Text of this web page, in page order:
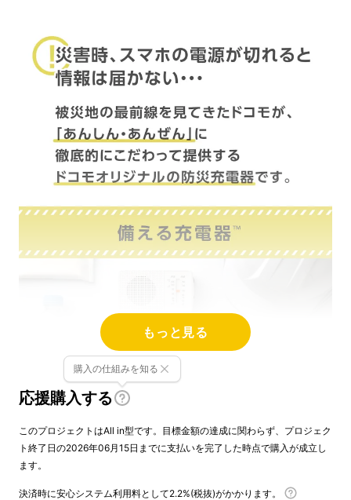
もっと見る
応援購入する
購入の仕組みを知る
このプロジェクトはAll in型です。目標金額の達成に関わらず、プロジェク
ト終了日の2026年06月15日までに支払いを完了した時点で購入が成立し
ます。
決済時に安心システム利用料として2.2%(税抜)がかかります。